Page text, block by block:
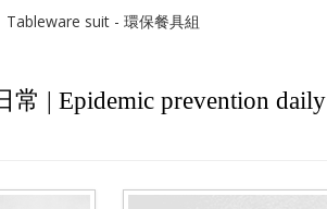
Tableware suit - 環保餐具組
常 | Epidemic prevention daily